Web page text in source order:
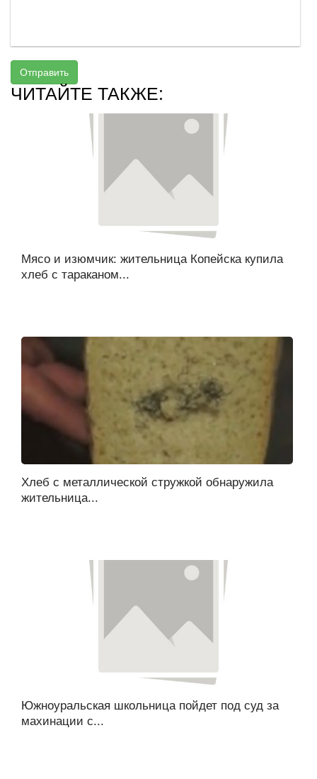
Отправить
ЧИТАЙТЕ ТАКЖЕ:
Мясо и изюмчик: жительница Копейска купила
хлеб с тараканом...
Хлеб с металлической стружкой обнаружила
жительница...
Южноуральская школьница пойдет под суд за
махинации с...